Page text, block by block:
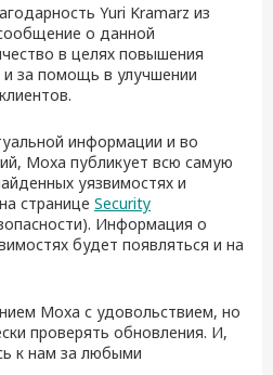
Yuri Kramarz из
о данной
в целях повышения
и за помощь в улучшении
информации и во
Moxa публикует всю самую
уязвимостях и
странице Security
Информация о
будет появляться и на
Moxa с удовольствием, но
проверять обновления. И,
к нам за любыми